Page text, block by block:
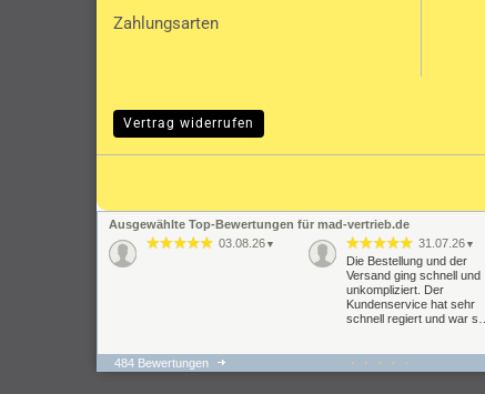
Zahlungsarten
Vertrag widerrufen
Ausgewählte Top-Bewertungen für mad-vertrieb.de
03.08.26 ▼ 31.07.26 ▼
Die Bestellung und der
Versand ging schnell und
unkompliziert. Der
Kundenservice hat sehr
schnell regiert und war s…
22.07.26 ▼ ▼
484 Bewertungen